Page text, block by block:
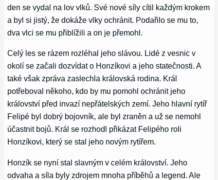
den se vydal na lov vlků. Své nové síly cítil každým krokem
a byl si jistý, že dokáže vlky ochránit. Podařilo se mu to,
dva vlci se mu přiblížili a on je přemohl.
Celý les se rázem rozléhal jeho slávou. Lidé z vesnic v
okolí se začali dozvídat o Honzíkovi a jeho statečnosti. A
také však zpráva zaslechla královská rodina. Král
potřeboval někoho, kdo by mu pomohl ochránit jeho
království před invazí nepřátelských zemí. Jeho hlavní rytíř
Felipé byl dobrý bojovník, ale byl zraněn a už se nemohl
účastnit bojů. Král se rozhodl přikázat Felipého roli
Honzíkovi, který se stal jeho novým rytířem.
Honzík se nyní stal slavným v celém království. Jeho
odvaha a síla byly zdrojem mnoha příběhů a legend. Ale